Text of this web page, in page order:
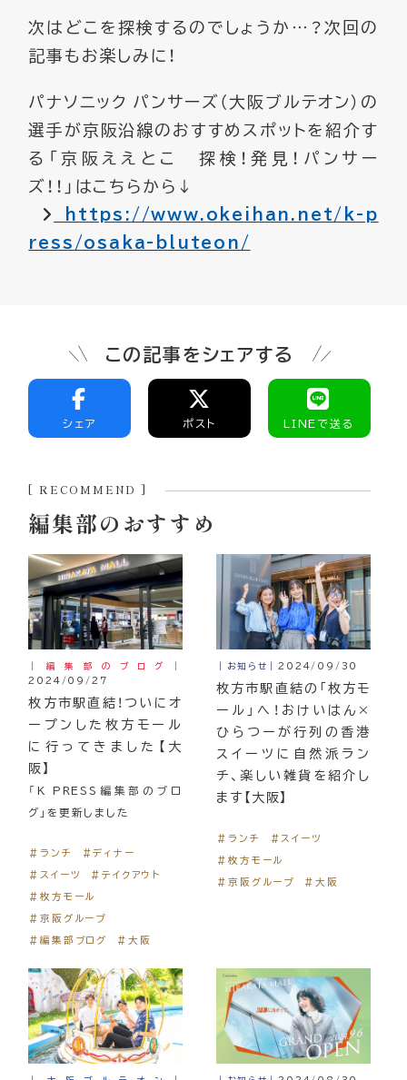
次はどこを探検するのでしょうか…？次回の
記事もお楽しみに！
パナソニック パンサーズ（大阪ブルテオン）の
選手が京阪沿線のおすすめスポットを紹介す
る「京阪ええとこ 探検！発見！パンサー
ズ！！」はこちらから↓
https://www.okeihan.net/k-p
ress/osaka-bluteon/
この記事をシェアする
シェア ポスト LINEで送る
[ RECOMMEND ]
編集部のおすすめ
｜編集部のブログ｜
2024/09/27
枚方市駅直結！ついにオ
ープンした枚方モール
に行ってきました【大
阪】
「K PRESS編集部のブロ
グ」を更新しました
＃ランチ
＃ディナー
＃スイーツ
＃テイクアウト
＃枚方モール
＃京阪グループ
＃編集部ブログ
＃大阪
｜お知らせ｜2024/09/30
枚方市駅直結の「枚方モ
ール」へ！おけいはん×
ひらつーが行列の香港
スイーツに自然派ラン
チ、楽しい雑貨を紹介し
ます【大阪】
＃ランチ
＃スイーツ
＃枚方モール
＃京阪グループ
＃大阪